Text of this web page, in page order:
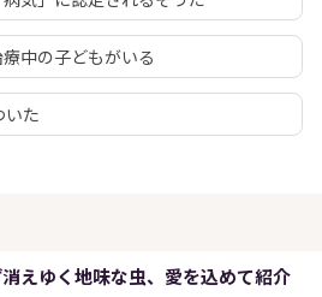
中の子どもがいる
いた
えゆく地味な虫、愛を込めて紹介